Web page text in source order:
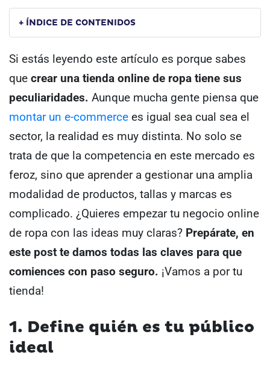
+ ÍNDICE DE CONTENIDOS
Si estás leyendo este artículo es porque sabes
que crear una tienda online de ropa tiene sus
peculiaridades. Aunque mucha gente piensa que
montar un e-commerce es igual sea cual sea el
sector, la realidad es muy distinta. No solo se
trata de que la competencia en este mercado es
feroz, sino que aprender a gestionar una amplia
modalidad de productos, tallas y marcas es
complicado. ¿Quieres empezar tu negocio online
de ropa con las ideas muy claras? Prepárate, en
este post te damos todas las claves para que
comiences con paso seguro. ¡Vamos a por tu
tienda!
1. Define quién es tu público
ideal